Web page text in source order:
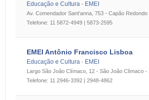
Educação e Cultura - EMEI
Av. Comendador Sant'anna, 753 - Capão Redondo
Telefone: 11 5872-4949 | 5873-2595
EMEI Antônio Francisco Lisboa
Educação e Cultura - EMEI
Largo São João Clímaco, 12 - São João Clímaco -
Telefone: 11 2946-3392 | 2948-4862